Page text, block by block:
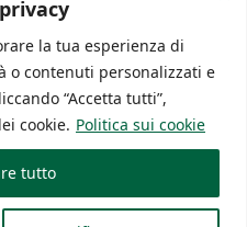
la tua esperienza di
o contenuti personalizzati e
“Accetta tutti”,
cookie. Politica sui cookie
tutto
progetto in BETA TEST . Periodico